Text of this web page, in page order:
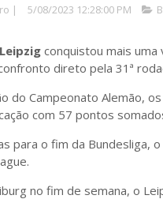
| 5/08/2023 12:28:00 PM
conquistou mais
direto pela 31ª
do Campeonato Alemão,
com 57 pontos
para o fim da Bundesliga,
no fim de semana, o